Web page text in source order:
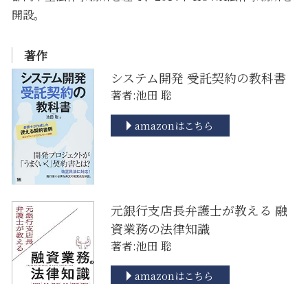
開設。
著作
システム開発 受託契約の教科書
著者:池田 聡
amazonはこちら
元銀行支店長弁護士が教える 融
資業務の法律知識
著者:池田 聡
amazonはこちら